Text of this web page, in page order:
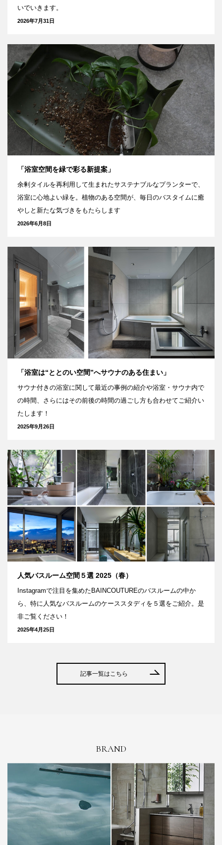
いでいきます。
2026年7月31日
「浴室空間を緑で彩る新提案」
余剰タイルを再利用して生まれたサステナブルなプランターで、
浴室に心地よい緑を。植物のある空間が、毎日のバスタイムに癒
やしと新たな気づきをもたらします
2026年6月8日
「浴室は“ととのい空間”へサウナのある住まい」
サウナ付きの浴室に関して最近の事例の紹介や浴室・サウナ内で
の時間、さらにはその前後の時間の過ごし方も合わせてご紹介い
たします！
2025年9月26日
人気バスルーム空間５選 2025（春）
Instagramで注目を集めたBAINCOUTUREのバスルームの中か
ら、特に人気なバスルームのケーススタディを５選をご紹介。是
非ご覧ください！
2025年4月25日
記事一覧はこちら
BRAND